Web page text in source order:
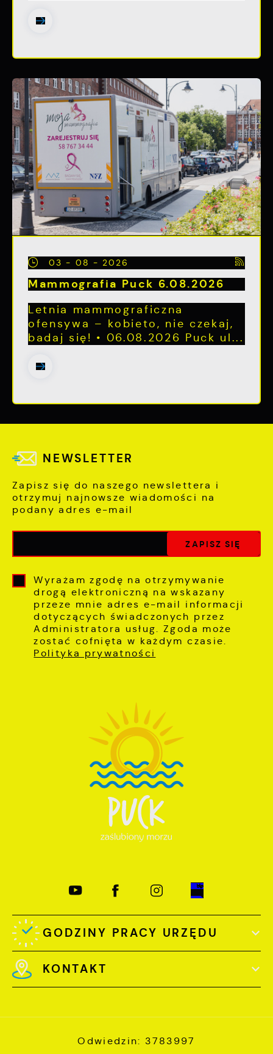
03 - 08 - 2026
Mammografia Puck 6.08.2026
Letnia mammograficzna
ofensywa – kobieto, nie czekaj,
badaj się! • 06.08.2026 Puck ul...
NEWSLETTER
Zapisz się do naszego newslettera i
otrzymuj najnowsze wiadomości na
podany adres e-mail
Wyrażam zgodę na otrzymywanie
drogą elektroniczną na wskazany
przeze mnie adres e-mail informacji
dotyczących świadczonych przez
Administratora usług. Zgoda może
zostać cofnięta w każdym czasie.
Polityka prywatności
GODZINY PRACY URZĘDU
KONTAKT
Odwiedzin: 3783997